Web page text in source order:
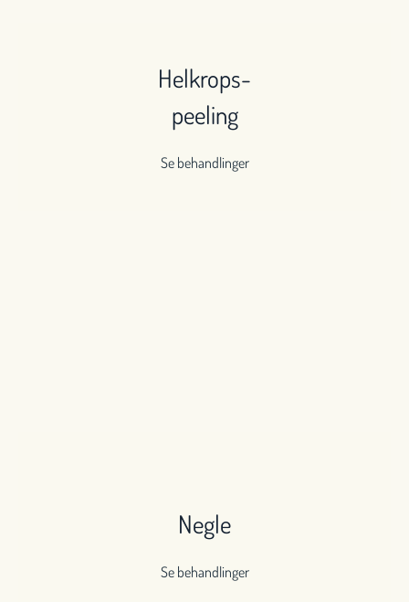
Helkrops-
peeling
Se behandlinger
Negle
Se behandlinger